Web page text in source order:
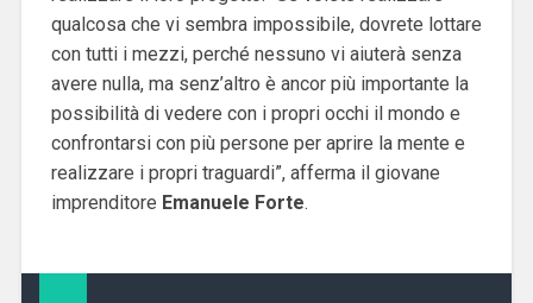
qualcosa che vi sembra impossibile, dovrete lottare
con tutti i mezzi, perché nessuno vi aiuterà senza
avere nulla, ma senz’altro è ancor più importante la
possibilità di vedere con i propri occhi il mondo e
confrontarsi con più persone per aprire la mente e
realizzare i propri traguardi”, afferma il giovane
imprenditore Emanuele Forte.